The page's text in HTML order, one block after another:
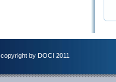
copyright by DOCI 2011